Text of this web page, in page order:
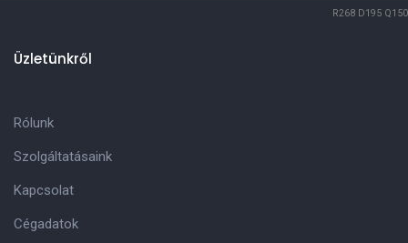
R268 D195 Q150
Üzletünkről
Rólunk
Szolgáltatásaink
Kapcsolat
Cégadatok